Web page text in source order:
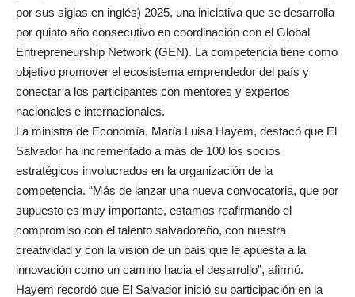
por sus siglas en inglés) 2025, una iniciativa que se desarrolla
por quinto año consecutivo en coordinación con el Global
Entrepreneurship Network (GEN). La competencia tiene como
objetivo promover el ecosistema emprendedor del país y
conectar a los participantes con mentores y expertos
nacionales e internacionales.
La ministra de Economía, María Luisa Hayem, destacó que El
Salvador ha incrementado a más de 100 los socios
estratégicos involucrados en la organización de la
competencia. “Más de lanzar una nueva convocatoria, que por
supuesto es muy importante, estamos reafirmando el
compromiso con el talento salvadoreño, con nuestra
creatividad y con la visión de un país que le apuesta a la
innovación como un camino hacia el desarrollo”, afirmó.
Hayem recordó que El Salvador inició su participación en la